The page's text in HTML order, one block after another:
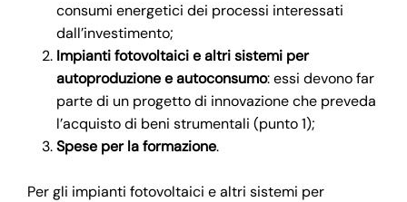
consumi energetici dei processi interessati
dall’investimento;
Impianti fotovoltaici e altri sistemi per
autoproduzione e autoconsumo: essi devono far
parte di un progetto di innovazione che preveda
l’acquisto di beni strumentali (punto 1);
Spese per la formazione.
Per gli impianti fotovoltaici e altri sistemi per